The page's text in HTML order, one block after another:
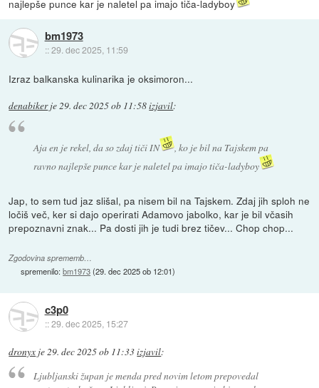
najlepše punce kar je naletel pa imajo tiča-ladyboy
bm1973
::29. dec 2025, 11:59
Izraz balkanska kulinarika je oksimoron...
denabikerje29. dec 2025 ob 11:58izjavil:
Aja en je rekel, da so zdaj tiči IN
, ko je bil na Tajskem pa
ravno najlepše punce kar je naletel pa imajo tiča-ladyboy
Jap, to sem tud jaz slišal, pa nisem bil na Tajskem. Zdaj jih sploh ne
ločiš več, ker si dajo operirati Adamovo jabolko, kar je bil včasih
prepoznavni znak... Pa dosti jih je tudi brez tičev... Chop chop...
Zgodovina sprememb…
spremenilo:bm1973(29. dec 2025 ob 12:01)
c3p0
::29. dec 2025, 15:27
dronyx je29. dec 2025 ob 11:33izjavil:
Ljubljanski župan je menda pred novim letom prepovedal